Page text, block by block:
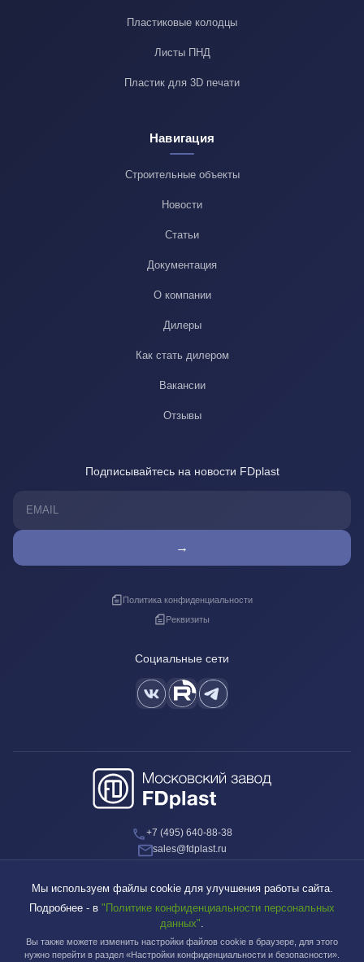
Пластиковые колодцы
Листы ПНД
Пластик для 3D печати
Навигация
Строительные объекты
Новости
Статьи
Документация
О компании
Дилеры
Как стать дилером
Вакансии
Отзывы
Подписывайтесь на новости FDplast
→
Политика конфиденциальности
Реквизиты
Социальные сети
+7 (495) 640-88-38
sales@fdplast.ru
Московский завод FDplast™ | © 2003-2026
Мы используем файлы cookie для улучшения работы сайта.
Подробнее - в "Политике конфиденциальности персональных
данных".
Вы также можете изменить настройки файлов cookie в браузере, для этого
нужно перейти в раздел «Настройки конфиденциальности и безопасности».